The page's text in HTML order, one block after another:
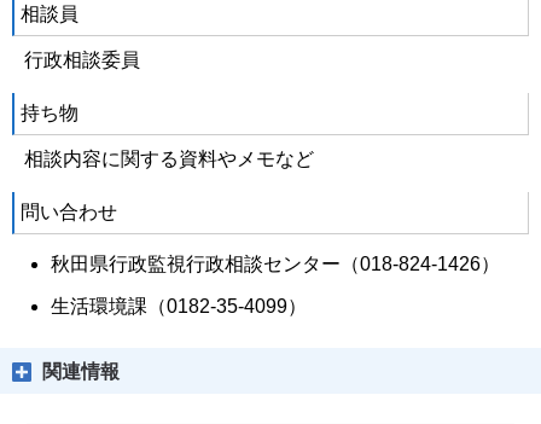
相談員
行政相談委員
持ち物
相談内容に関する資料やメモなど
問い合わせ
秋田県行政監視行政相談センター（018-824-1426）
生活環境課（0182-35-4099）
関連情報